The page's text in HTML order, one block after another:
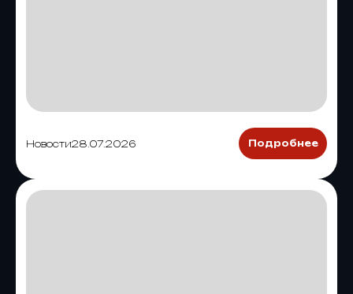
Новости28.07.2026 Подробнее